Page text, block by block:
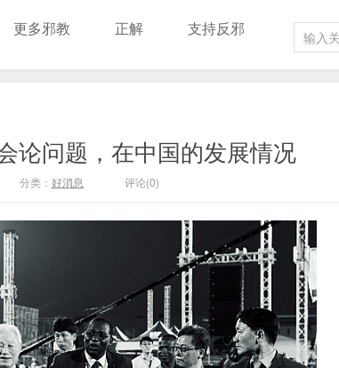
更多邪教 正解 支持反邪
论问题，在中国的发展情况
分类： 好消息 评论(0)